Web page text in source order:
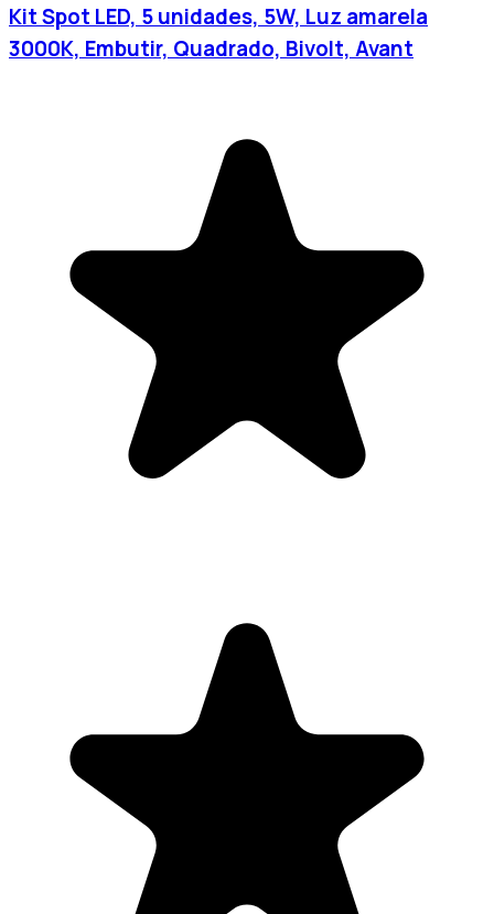
Kit Spot LED, 5 unidades, 5W, Luz amarela
3000K, Embutir, Quadrado, Bivolt, Avant